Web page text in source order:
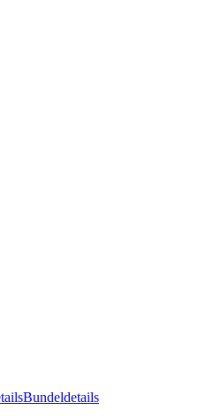
Bundeldetails